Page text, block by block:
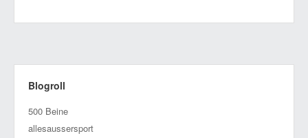
Blogroll
500 Beine
allesaussersport